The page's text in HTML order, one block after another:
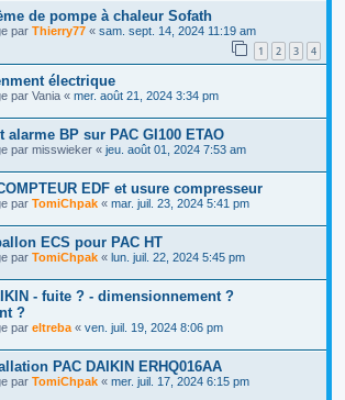
de pompe à chaleur Sofath
par Thierry77 « sam. sept. 14, 2024 11:19 am
1 2 3 4
électrique
par Vania « mer. août 21, 2024 3:34 pm
alarme BP sur PAC GI100 ETAO
par misswieker « jeu. août 01, 2024 7:53 am
EDF et usure compresseur
par TomiChpak « mar. juil. 23, 2024 5:41 pm
ECS pour PAC HT
par TomiChpak « lun. juil. 22, 2024 5:45 pm
- fuite ? - dimensionnement ?
?
par eltreba « ven. juil. 19, 2024 8:06 pm
PAC DAIKIN ERHQ016AA
par TomiChpak « mer. juil. 17, 2024 6:15 pm